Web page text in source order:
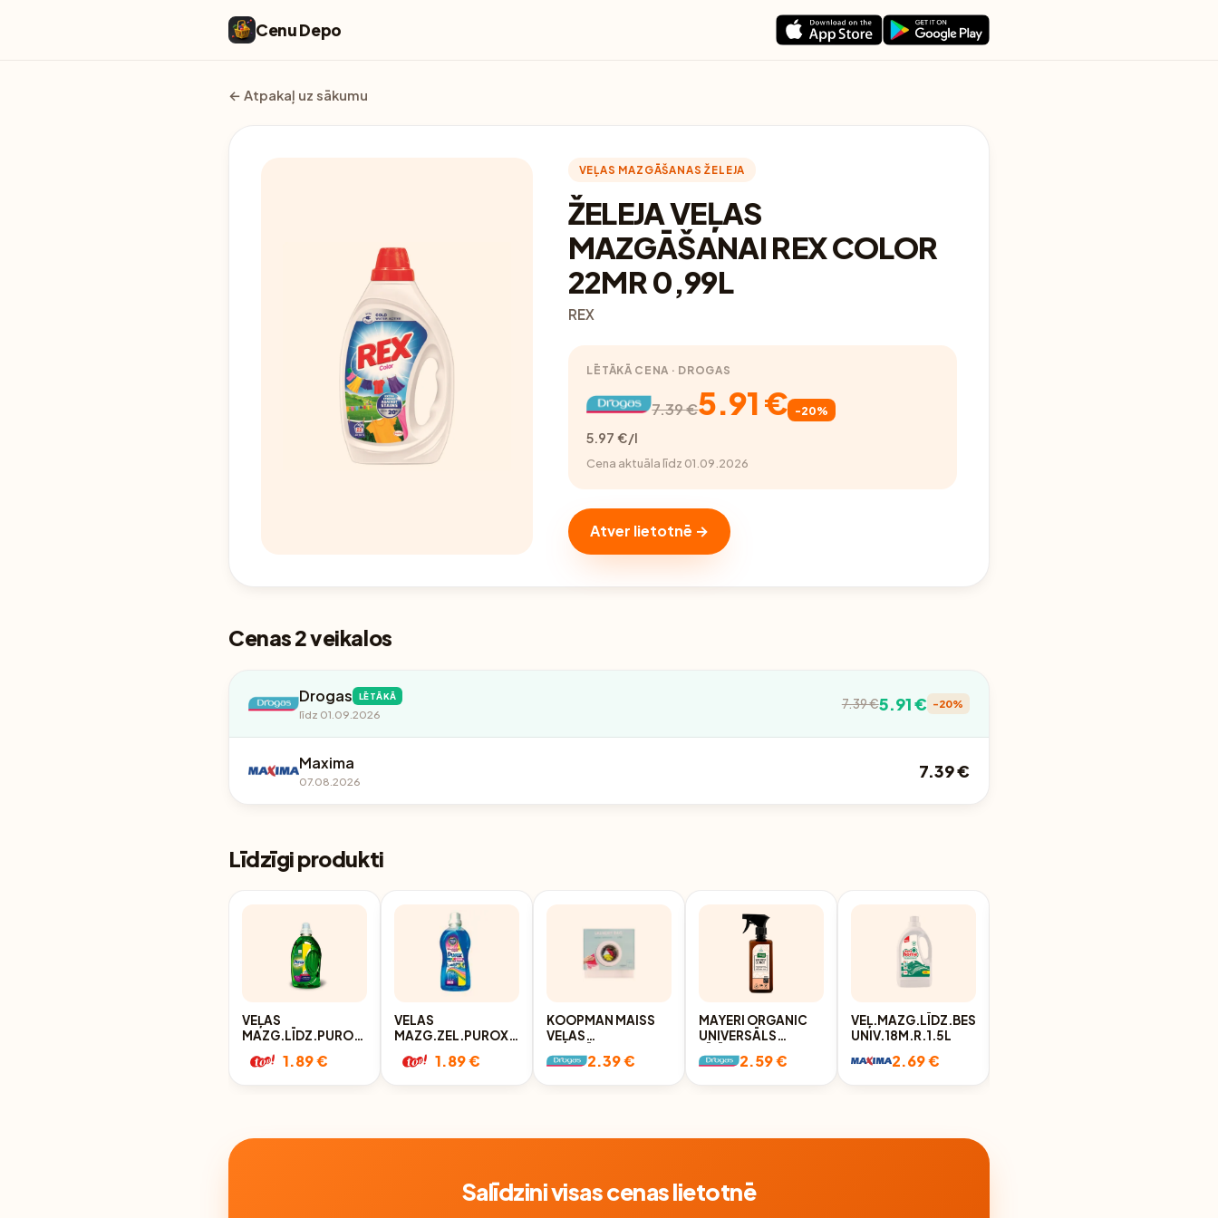
Cenu Depo
← Atpakaļ uz sākumu
VEĻAS MAZGĀŠANAS ŽELEJA
ŽELEJA VEĻAS
MAZGĀŠANAI REX COLOR
22MR 0,99L
REX
LĒTĀKĀ CENA · DROGAS
7.39 €5.91 € -20%
5.97 €/l
Cena aktuāla līdz 01.09.2026
Atver lietotnē →
Cenas 2 veikalos
Drogas LĒTĀKĀ
līdz 01.09.2026
7.39 €5.91 € -20%
Maxima
07.08.2026
7.39 €
Līdzīgi produkti
VEĻAS
MAZG.LĪDZ.PUROX
UNIVERSAL 1L
1.89 €
VELAS
MAZG.ZEL.PUROX
COLOR 1L
1.89 €
KOOPMAN MAISS
VEĻAS
2GAB.2.39 €
MAYERI ORGANIC
UNIVERSĀLS
LĪDZEKLIS2.59 €
VEĻ.MAZG.LĪDZ.BEST4HOME
UNIV.18M.R.1.5L
2.69 €
Salīdzini visas cenas lietotnē